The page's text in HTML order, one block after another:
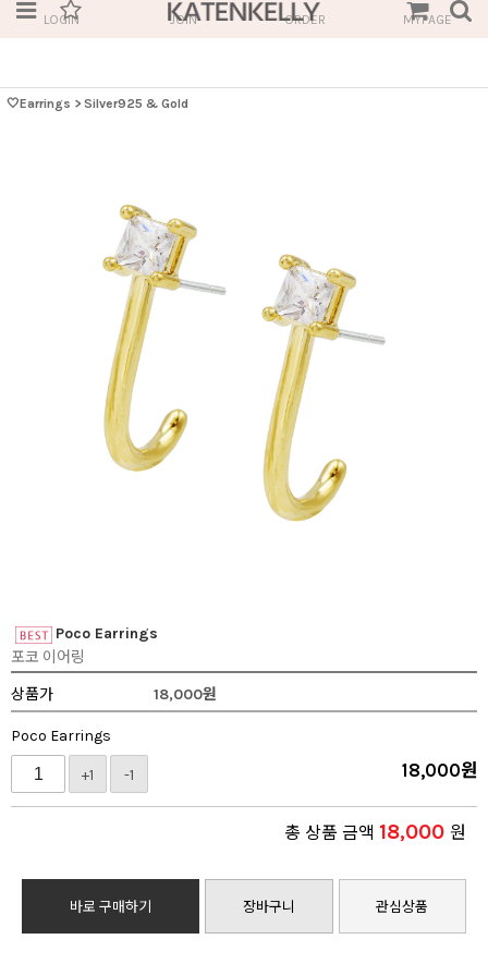
LOGIN JOIN ORDER MYPAGE
🤍Earrings > Silver925 & Gold
Poco Earrings
포코 이어링
상품가
18,000원
Poco Earrings
+1 -1 18,000원
총 상품 금액 18,000 원
바로 구매하기 장바구니 관심상품